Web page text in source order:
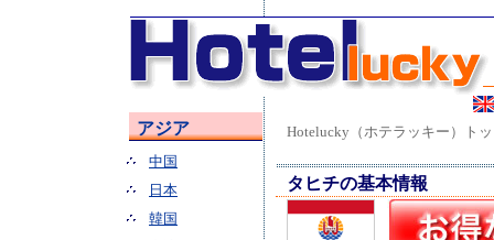
Hotelucky（ホテラッキー）ト
タヒチの基本情報
アジア
中国
日本
韓国